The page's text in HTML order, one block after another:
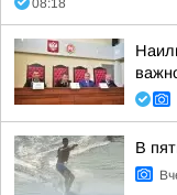
08:18
В